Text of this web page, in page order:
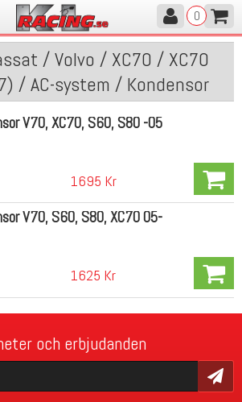
0
/ Volvo / XC70 / XC70
/ AC-system / Kondensor
V70, XC70, S60, S80 -05
1695 Kr
V70, S60, S80, XC70 05-
1625 Kr
och erbjudanden
Skicka